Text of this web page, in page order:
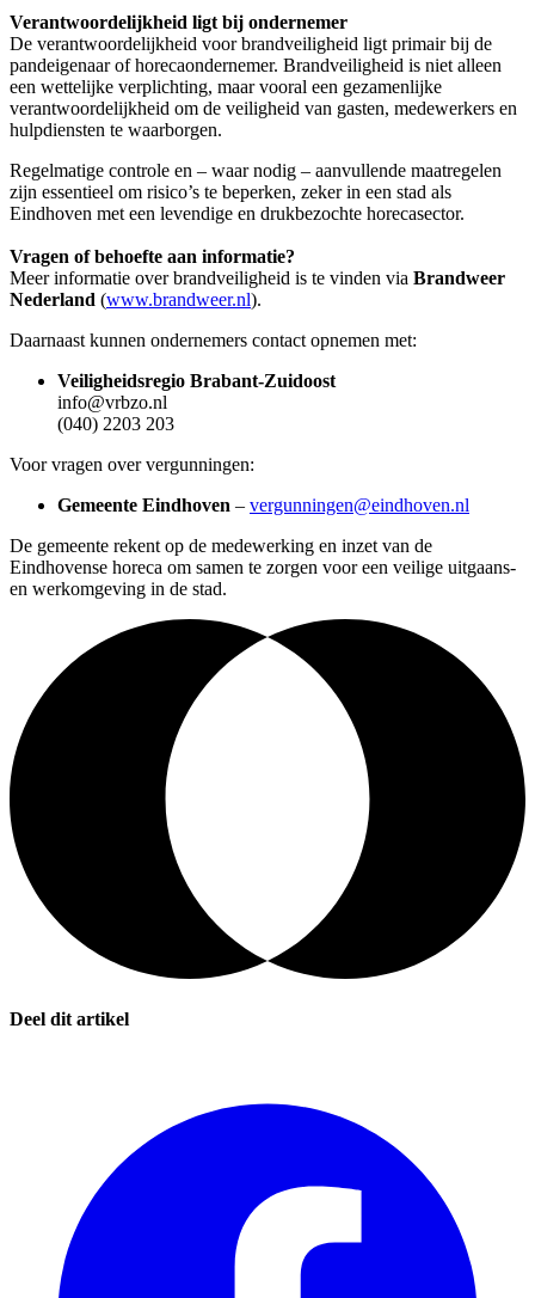
Verantwoordelijkheid ligt bij ondernemer
De verantwoordelijkheid voor brandveiligheid ligt primair bij de
pandeigenaar of horecaondernemer. Brandveiligheid is niet alleen
een wettelijke verplichting, maar vooral een gezamenlijke
verantwoordelijkheid om de veiligheid van gasten, medewerkers en
hulpdiensten te waarborgen.
Regelmatige controle en – waar nodig – aanvullende maatregelen
zijn essentieel om risico’s te beperken, zeker in een stad als
Eindhoven met een levendige en drukbezochte horecasector.
Vragen of behoefte aan informatie?
Meer informatie over brandveiligheid is te vinden via Brandweer
Nederland (www.brandweer.nl).
Daarnaast kunnen ondernemers contact opnemen met:
Veiligheidsregio Brabant-Zuidoost
info@vrbzo.nl
(040) 2203 203
Voor vragen over vergunningen:
Gemeente Eindhoven – vergunningen@eindhoven.nl
De gemeente rekent op de medewerking en inzet van de
Eindhovense horeca om samen te zorgen voor een veilige uitgaans-
en werkomgeving in de stad.
Deel dit artikel